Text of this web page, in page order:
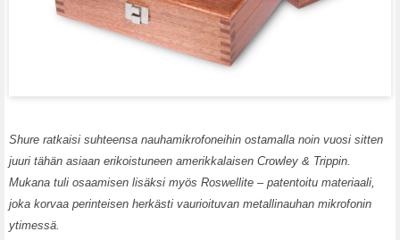
Shure ratkaisi suhteensa nauhamikrofoneihin ostamalla noin vuosi sitten
juuri tähän asiaan erikoistuneen amerikkalaisen Crowley & Trippin.
Mukana tuli osaamisen lisäksi myös Roswellite – patentoitu materiaali,
joka korvaa perinteisen herkästi vaurioituvan metallinauhan mikrofonin
ytimessä.